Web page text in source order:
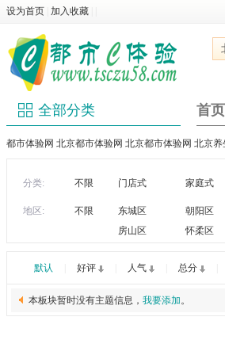
设为首页 加入收藏
全部分类 首页
都市体验网 北京都市体验网 北京都市体验网 北京
分类: 不限 门店式 家庭式
地区: 不限 东城区
朝阳区
房山区
怀柔区
默认 好评 人气 总分
本板块暂时没有主题信息， 我要添加。